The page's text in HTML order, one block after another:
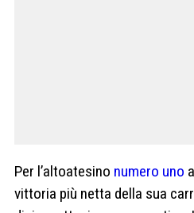
Per l’altoatesino numero uno
vittoria più netta della sua